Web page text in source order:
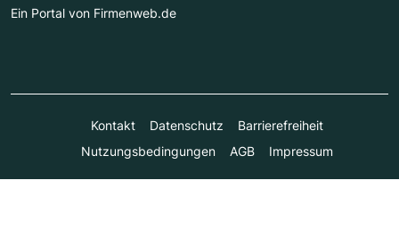
Ein Portal von Firmenweb.de
Kontakt Datenschutz
Barrierefreiheit
Nutzungsbedingungen
AGB Impressum